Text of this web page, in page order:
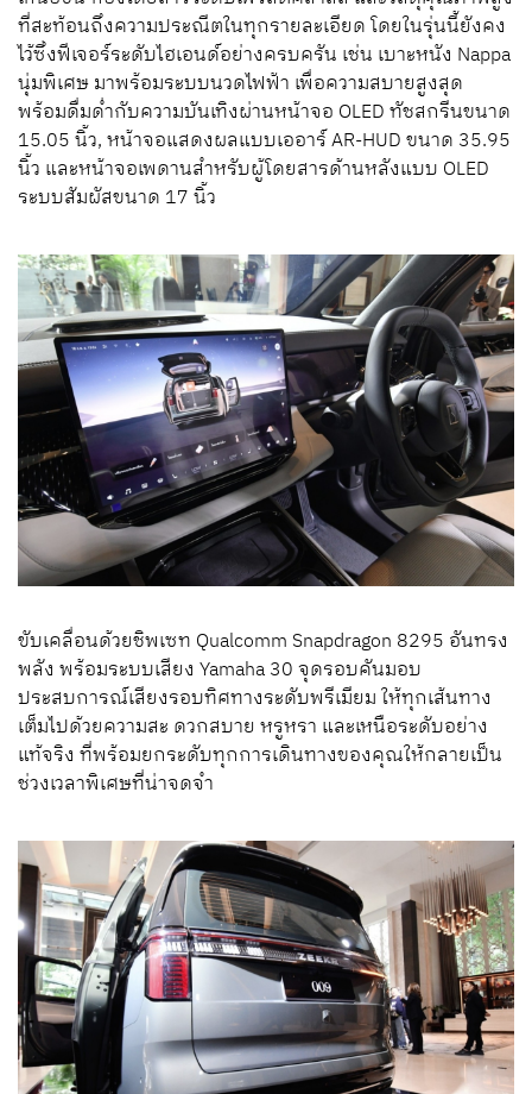
ที่สะท้อนถึงความประณีตในทุกรายละเอียด โดยในรุ่นนี้ยังคง
ไว้ซึ่งฟีเจอร์ระดับไฮเอนด์อย่างครบครัน เช่น เบาะหนัง Nappa
นุ่มพิเศษ มาพร้อมระบบนวดไฟฟ้า เพื่อความสบายสูงสุด
พร้อมดื่มด่ำกับความบันเทิงผ่านหน้าจอ OLED ทัชสกรีนขนาด
15.05 นิ้ว, หน้าจอแสดงผลแบบเออาร์ AR-HUD ขนาด 35.95
นิ้ว และหน้าจอเพดานสำหรับผู้โดยสารด้านหลังแบบ OLED
ระบบสัมผัสขนาด 17 นิ้ว
ขับเคลื่อนด้วยชิพเซท Qualcomm Snapdragon 8295 อันทรง
พลัง พร้อมระบบเสียง Yamaha 30 จุดรอบคันมอบ
ประสบการณ์เสียงรอบทิศทางระดับพรีเมียม ให้ทุกเส้นทาง
เต็มไปด้วยความสะ ดวกสบาย หรูหรา และเหนือระดับอย่าง
แท้จริง ที่พร้อมยกระดับทุกการเดินทางของคุณให้กลายเป็น
ช่วงเวลาพิเศษที่น่าจดจำ